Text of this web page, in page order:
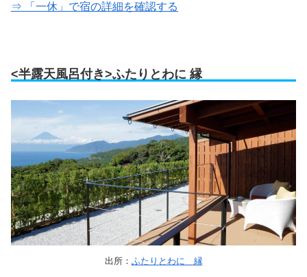
⇒ 「一休」で宿の詳細を確認する
<半露天風呂付き>ふたりとわに 縁
出所： ふたりとわに 縁